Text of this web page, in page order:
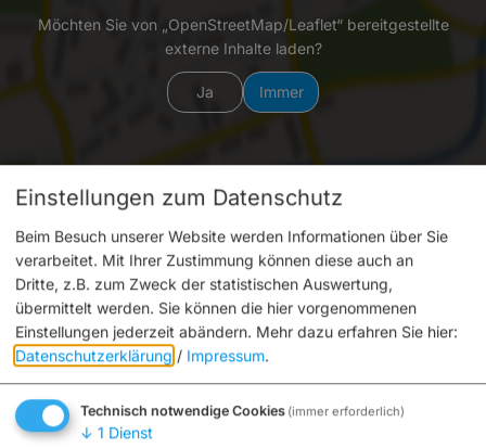
Möchten Sie von „OpenStreetMap/Leaflet“ bereitgestellte
externe Inhalte laden?
Ja Immer
Bürgerspitalstiftung Bamberg
Michaelsberg 10
96049 Bamberg
0951 87-2411 E-Mail Website
Einstellungen zum Datenschutz
Beim Besuch unserer Website werden Informationen über Sie
verarbeitet. Mit Ihrer Zustimmung können diese auch an
Dritte, z.B. zum Zweck der statistischen Auswertung,
übermittelt werden. Sie können die hier vorgenommenen
Einstellungen jederzeit abändern. Mehr dazu erfahren Sie hier:
Datenschutzerklärung / Impressum.
Technisch notwendige Cookies (immer erforderlich)
↓ 1 Dienst